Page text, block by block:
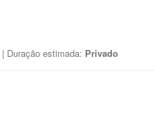
| Duração estimada: Privado